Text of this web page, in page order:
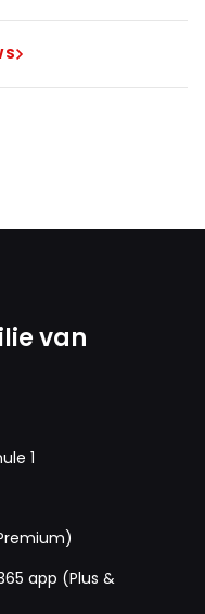
van
1
app (Plus &